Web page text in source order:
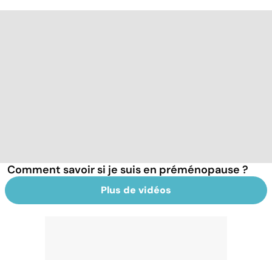
Comment savoir si je suis en préménopause ?
Plus de vidéos